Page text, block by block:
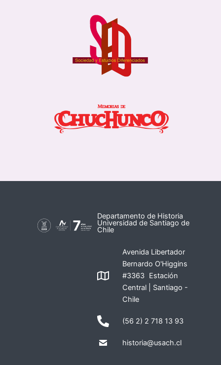
Departamento de Historia
Universidad de Santiago de
Chile
Avenida Libertador
Bernardo O'Higgins
#3363 Estación
Central | Santiago -
Chile
(56 2) 2 718 13 93
historia@usach.cl